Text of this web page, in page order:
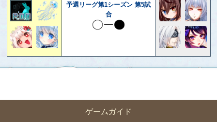
ゲームガイド
予選リーグ第1シーズン 第5試
合